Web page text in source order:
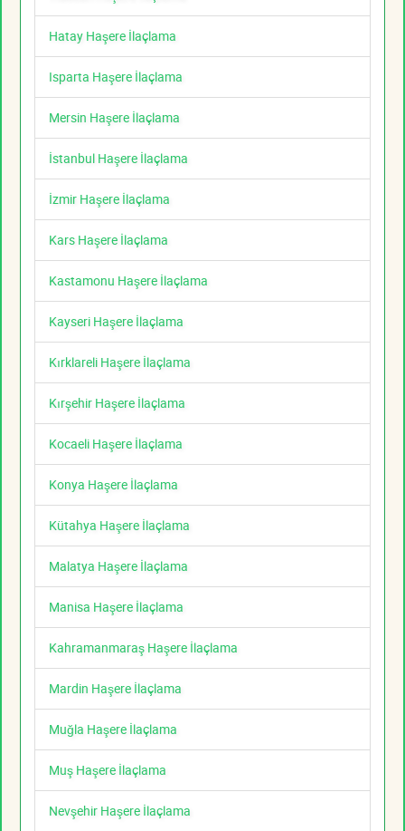
Hatay Haşere İlaçlama
Isparta Haşere İlaçlama
Mersin Haşere İlaçlama
İstanbul Haşere İlaçlama
İzmir Haşere İlaçlama
Kars Haşere İlaçlama
Kastamonu Haşere İlaçlama
Kayseri Haşere İlaçlama
Kırklareli Haşere İlaçlama
Kırşehir Haşere İlaçlama
Kocaeli Haşere İlaçlama
Konya Haşere İlaçlama
Kütahya Haşere İlaçlama
Malatya Haşere İlaçlama
Manisa Haşere İlaçlama
Kahramanmaraş Haşere İlaçlama
Mardin Haşere İlaçlama
Muğla Haşere İlaçlama
Muş Haşere İlaçlama
Nevşehir Haşere İlaçlama